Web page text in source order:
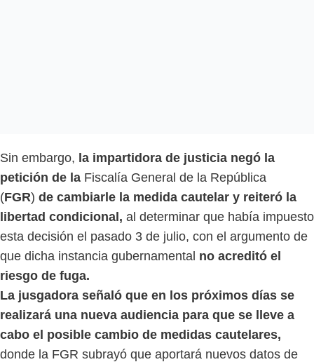
Sin embargo, la impartidora de justicia negó la
petición de la Fiscalía General de la República
(FGR) de cambiarle la medida cautelar y reiteró la
libertad condicional, al determinar que había impuesto
esta decisión el pasado 3 de julio, con el argumento de
que dicha instancia gubernamental no acreditó el
riesgo de fuga.
La jusgadora señaló que en los próximos días se
realizará una nueva audiencia para que se lleve a
cabo el posible cambio de medidas cautelares,
donde la FGR subrayó que aportará nuevos datos de